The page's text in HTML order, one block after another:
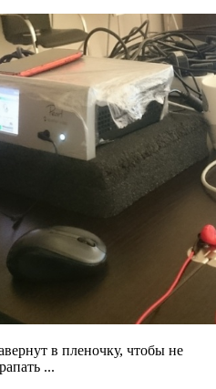
в пленочку, чтобы не
...